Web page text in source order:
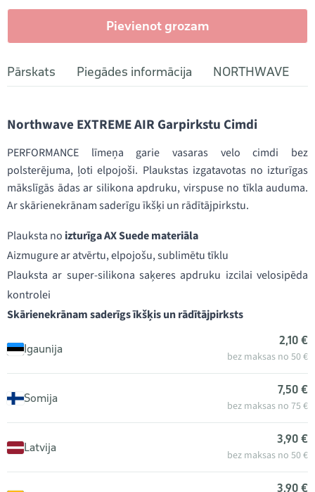
Pievienot grozam
Pārskats Piegādes informācija NORTHWAVE
Northwave EXTREME AIR Garpirkstu Cimdi
PERFORMANCE līmeņa garie vasaras velo cimdi bez
polsterējuma, ļoti elpojoši. Plaukstas izgatavotas no izturīgas
mākslīgās ādas ar silikona apdruku, virspuse no tīkla auduma.
Ar skārienekrānam saderīgu īkšķi un rādītājpirkstu.
Plauksta no izturīga AX Suede materiāla
Aizmugure ar atvērtu, elpojošu, sublimētu tīklu
Plauksta ar super-silikona saķeres apdruku izcilai velosipēda
kontrolei
Skārienekrānam saderīgs īkšķis un rādītājpirksts
Igaunija
2,10 €
bez maksas no 50 €
Somija
7,50 €
bez maksas no 75 €
Latvija
3,90 €
bez maksas no 50 €
3,90 €